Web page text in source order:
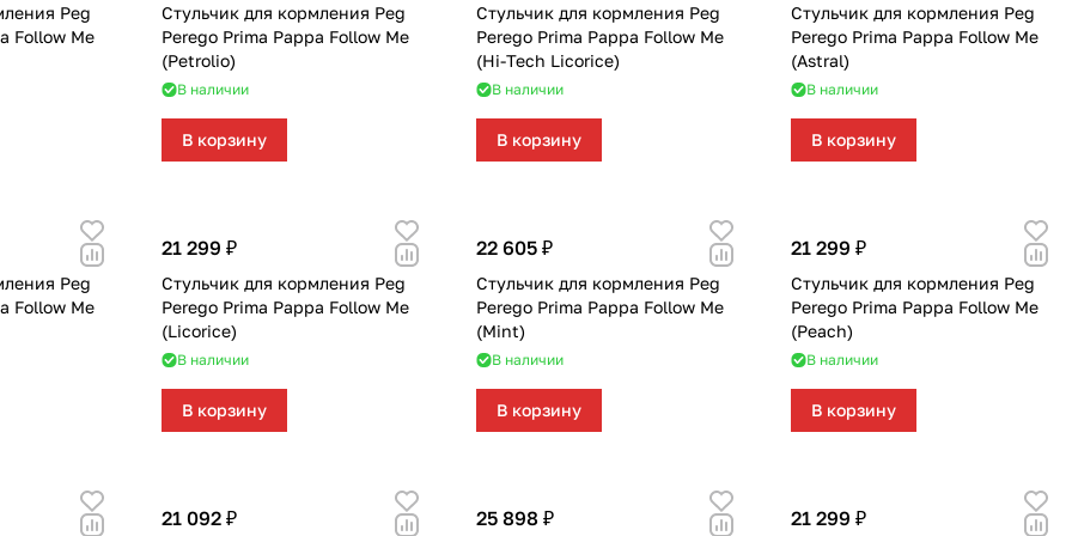
Peg
Follow Me
Стульчик для кормления Peg
Perego Prima Pappa Follow Me
(Petrolio)
В наличии
В корзину
Стульчик для кормления Peg
Perego Prima Pappa Follow Me
(Hi-Tech Licorice)
В наличии
В корзину
Стульчик для кормления Peg
Perego Prima Pappa Follow Me
(Astral)
В наличии
В корзину
Peg
Follow Me
21 299 ₽
Стульчик для кормления Peg
Perego Prima Pappa Follow Me
(Licorice)
В наличии
В корзину
22 605 ₽
Стульчик для кормления Peg
Perego Prima Pappa Follow Me
(Mint)
В наличии
В корзину
21 299 ₽
Стульчик для кормления Peg
Perego Prima Pappa Follow Me
(Peach)
В наличии
В корзину
21 092 ₽ 25 898 ₽ 21 299 ₽
622
168
562
1084
66
103
351
102
269
67
143
116
133
33
170
46